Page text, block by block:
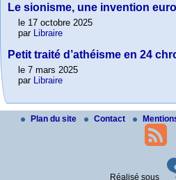
Le sionisme, une invention
le 17 octobre 2025
par Libraire
Petit traité d’athéisme en 24
le 7 mars 2025
par Libraire
Plan du site Contact
Réalisé sous